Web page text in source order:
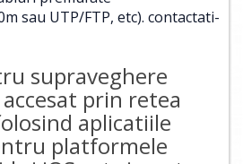
sau UTP/FTP, etc). contactati-
supraveghere
prin retea
aplicatiile
platformele